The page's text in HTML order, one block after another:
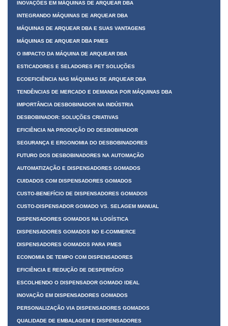
INOVAÇÕES EM MÁQUINAS DE ARQUEAR DBA
INTEGRANDO MÁQUINAS DE ARQUEAR DBA
MÁQUINAS DE ARQUEAR DBA E SUAS VANTAGENS
MÁQUINAS DE ARQUEAR DBA PMES
O IMPACTO DA MÁQUINA DE ARQUEAR DBA
ESTICADORES E SELADORES PET SOLUÇÕES
ECOEFICIÊNCIA NAS MÁQUINAS DE ARQUEAR DBA
TENDÊNCIAS DE MERCADO E DEMANDA POR MÁQUINAS DBA
IMPORTÂNCIA DESBOBINADOR NA INDÚSTRIA
DESBOBINADOR: SOLUÇÕES CRIATIVAS
EFICIÊNCIA NA PRODUÇÃO DO DESBOBINADOR
SEGURANÇA E ERGONOMIA DO DESBOBINADORES
FUTURO DOS DESBOBINADORES NA AUTOMAÇÃO
AUTOMATIZAÇÃO E DISPENSADORES GOMADOS
CUIDADOS COM DISPENSADORES GOMADOS
CUSTO-BENEFÍCIO DE DISPENSADORES GOMADOS
CUSTO-DISPENSADOR GOMADO VS. SELAGEM MANUAL
DISPENSADORES GOMADOS NA LOGÍSTICA
DISPENSADORES GOMADOS NO E-COMMERCE
DISPENSADORES GOMADOS PARA PMES
ECONOMIA DE TEMPO COM DISPENSADORES
EFICIÊNCIA E REDUÇÃO DE DESPERDÍCIO
ESCOLHENDO O DISPENSADOR GOMADO IDEAL
INOVAÇÃO EM DISPENSADORES GOMADOS
PERSONALIZAÇÃO VIA DISPENSADORES GOMADOS
QUALIDADE DE EMBALAGEM E DISPENSADORES